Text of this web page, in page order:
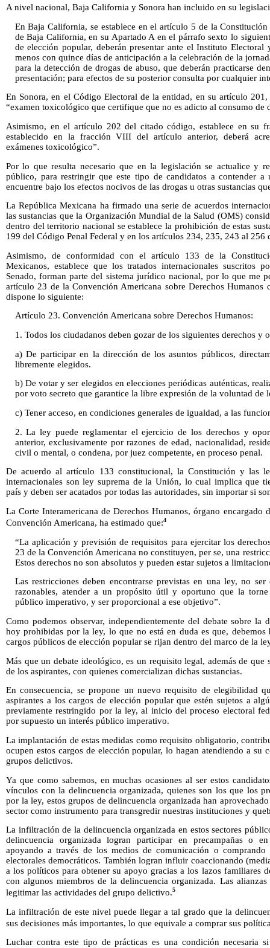
A nivel nacional, Baja California y Sonora han incluido en su
En Baja California, se establece en el artículo 5 de la
de Baja California, en su Apartado A en el párrafo sexto lo
de elección popular, deberán presentar ante el Instituto
menos con quince días de anticipación a la celebración de la
para la detección de drogas de abuso, que deberán practicarse
presentación; para efectos de su posterior consulta por cualquier
En Sonora, en el Código Electoral de la entidad, en su artículo
“examen toxicológico que certifique que no es adicto al consumo de
Asimismo, en el artículo 202 del citado código, establece en su
establecido en la fracción VIII del artículo anterior, deberá
exámenes toxicológico”.
Por lo que resulta necesario que en la legislación se actualice y
público, para restringir que este tipo de candidatos a contender
encuentre bajo los efectos nocivos de las drogas u otras sustancias
La República Mexicana ha firmado una serie de acuerdos
las sustancias que la Organización Mundial de la Salud (OMS)
dentro del territorio nacional se establece la prohibición de estas
199 del Código Penal Federal y en los artículos 234, 235, 243 al 256
Asimismo, de conformidad con el artículo 133 de la
Mexicanos, establece que los tratados internacionales suscritos
Senado, forman parte del sistema jurídico nacional, por lo que me
artículo 23 de la Convención Americana sobre Derechos Humanos
dispone lo siguiente:
Artículo 23. Convención Americana sobre Derechos Humanos:
1. Todos los ciudadanos deben gozar de los siguientes derechos y
a) De participar en la dirección de los asuntos públicos,
libremente elegidos.
b) De votar y ser elegidos en elecciones periódicas auténticas,
por voto secreto que garantice la libre expresión de la voluntad de
c) Tener acceso, en condiciones generales de igualdad, a las
2. La ley puede reglamentar el ejercicio de los derechos y
anterior, exclusivamente por razones de edad, nacionalidad,
civil o mental, o condena, por juez competente, en proceso penal.
De acuerdo al artículo 133 constitucional, la Constitución y las
internacionales son ley suprema de la Unión, lo cual implica que
país y deben ser acatados por todas las autoridades, sin importar si
La Corte Interamericana de Derechos Humanos, órgano encargado
Convención Americana, ha estimado que:4
“La aplicación y previsión de requisitos para ejercitar los
23 de la Convención Americana no constituyen, per se, una
Estos derechos no son absolutos y pueden estar sujetos a
Las restricciones deben encontrarse previstas en una ley, no
razonables, atender a un propósito útil y oportuno que la torne
público imperativo, y ser proporcional a ese objetivo”.
Como podemos observar, independientemente del debate sobre la
hoy prohibidas por la ley, lo que no está en duda es que, debemos
cargos públicos de elección popular se rijan dentro del marco de la
Más que un debate ideológico, es un requisito legal, además de
de los aspirantes, con quienes comercializan dichas sustancias.
En consecuencia, se propone un nuevo requisito de elegibilidad
aspirantes a los cargos de elección popular que estén sujetos a
previamente restringido por la ley, al inicio del proceso electoral
por supuesto un interés público imperativo.
La implantación de estas medidas como requisito obligatorio,
ocupen estos cargos de elección popular, lo hagan atendiendo a su
grupos delictivos.
Ya que como sabemos, en muchas ocasiones al ser estos
vínculos con la delincuencia organizada, quienes son los que los
por la ley, estos grupos de delincuencia organizada han
sector como instrumento para transgredir nuestras instituciones y
La infiltración de la delincuencia organizada en estos sectores
delincuencia organizada logran participar en precampañas o
apoyando a través de los medios de comunicación o
electorales democráticos. También logran influir coaccionando
a los políticos para obtener su apoyo gracias a los lazos familiares
con algunos miembros de la delincuencia organizada. Las
legitimar las actividades del grupo delictivo.5
La infiltración de este nivel puede llegar a tal grado que la
sus decisiones más importantes, lo que equivale a comprar sus
Luchar contra este tipo de prácticas es una condición necesaria